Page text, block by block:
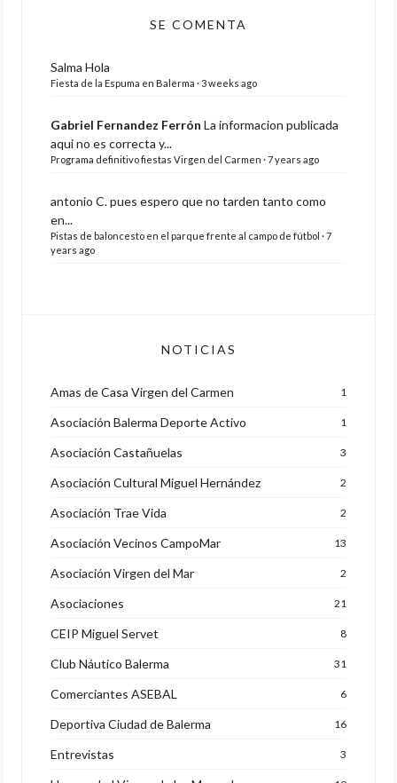
SE COMENTA
Salma Hola
Fiesta de la Espuma en Balerma ·3 weeks ago
Gabriel Fernandez Ferrón La informacion publicada
aqui no es correcta y...
Programa definitivo fiestas Virgen del Carmen ·7 years ago
antonio C.pues espero que no tarden tanto como
en...
Pistas de baloncesto en el parque frente al campo de fútbol ·7
years ago
NOTICIAS
Amas de Casa Virgen del Carmen 1
Asociación Balerma Deporte Activo 1
Asociación Castañuelas 3
Asociación Cultural Miguel Hernández 2
Asociación Trae Vida 2
Asociación Vecinos CampoMar 13
Asociación Virgen del Mar 2
Asociaciones 21
CEIP Miguel Servet 8
Club Náutico Balerma 31
Comerciantes ASEBAL 6
Deportiva Ciudad de Balerma 16
Entrevistas 3